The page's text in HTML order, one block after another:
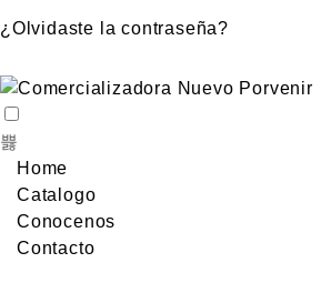
¿Olvidaste la contraseña?
Home
Catalogo
Conocenos
Contacto